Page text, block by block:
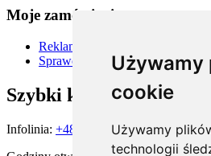
Używamy
cookie
Używamy
technologii
Moje zamówienia
Reklamacje i zwroty
Sprawdź status zamówienia
Szybki kontakt
Infolinia: +48 667 900 581